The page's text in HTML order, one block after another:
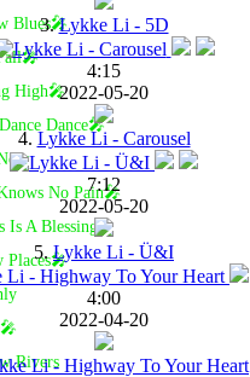
Blues🎤
High🎤
Dance🎤
No Pain🎤
Is A Blessing
Rivers
3.Lykke Li - 5D
4:15
2022-05-20
4. Lykke Li - Carousel
7:12
2022-05-20
5.Lykke Li - Ü&I
4:00
2022-04-20
Li - Highway To Your Heart